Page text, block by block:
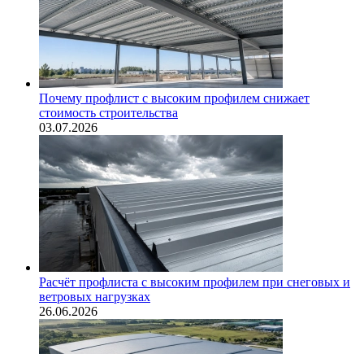
Почему профлист с высоким профилем снижает
стоимость строительства
03.07.2026
Расчёт профлиста с высоким профилем при снеговых и
ветровых нагрузках
26.06.2026